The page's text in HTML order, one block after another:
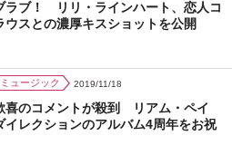
ラブ！ リリ・ラインハート、恋人コ
ウスとの濃厚キスショットを公開
ミュージック 2019/11/18
喜のコメントが殺到 リアム・ペイ
イレクションのアルバム4周年をお祝